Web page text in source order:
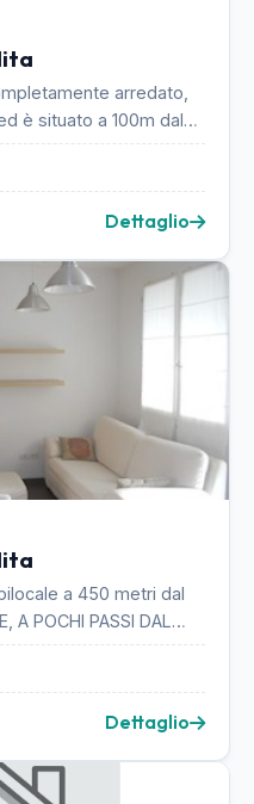
arredato,
è situato a 100m dal
da soggiorno co...
Dettaglio
a 450 metri dal
A POCHI PASSI DAL
BILOCALE DI 42 MQ
Dettaglio